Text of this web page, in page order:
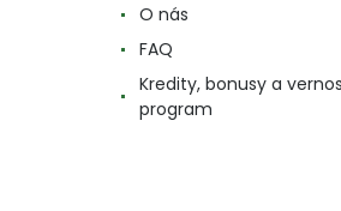
O nás
FAQ
Kredity, bonusy a
program